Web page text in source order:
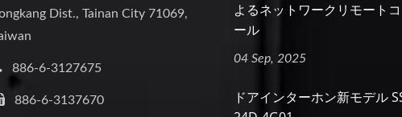
Dist., Tainan City 71069,
886-6-3127675
886-6-3137670
よるネットワークリモート
ール
04 Sep, 2025
ドアインターホン新モデル